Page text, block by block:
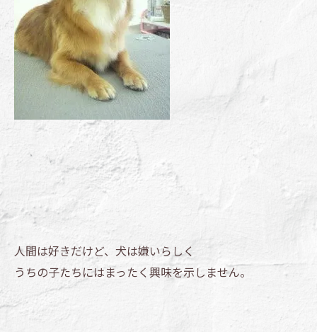
人間は好きだけど、犬は嫌いらしく
うちの子たちにはまったく興味を示しません。